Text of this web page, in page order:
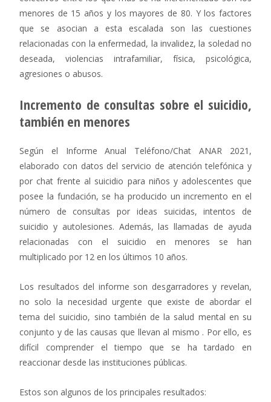
menores de 15 años y los mayores de 80. Y los factores
que se asocian a esta escalada son las cuestiones
relacionadas con la enfermedad, la invalidez, la soledad no
deseada, violencias intrafamiliar, física, psicológica,
agresiones o abusos.
Incremento de consultas sobre el suicidio,
también en menores
Según el Informe Anual Teléfono/Chat ANAR 2021,
elaborado con datos del servicio de atención telefónica y
por chat frente al suicidio para niños y adolescentes que
posee la fundación, se ha producido un incremento en el
número de consultas por ideas suicidas, intentos de
suicidio y autolesiones. Además, las llamadas de ayuda
relacionadas con el suicidio en menores se han
multiplicado por 12 en los últimos 10 años.
Los resultados del informe son desgarradores y revelan,
no solo la necesidad urgente que existe de abordar el
tema del suicidio, sino también de la salud mental en su
conjunto y de las causas que llevan al mismo . Por ello, es
difícil comprender el tiempo que se ha tardado en
reaccionar desde las instituciones públicas.
Estos son algunos de los principales resultados: